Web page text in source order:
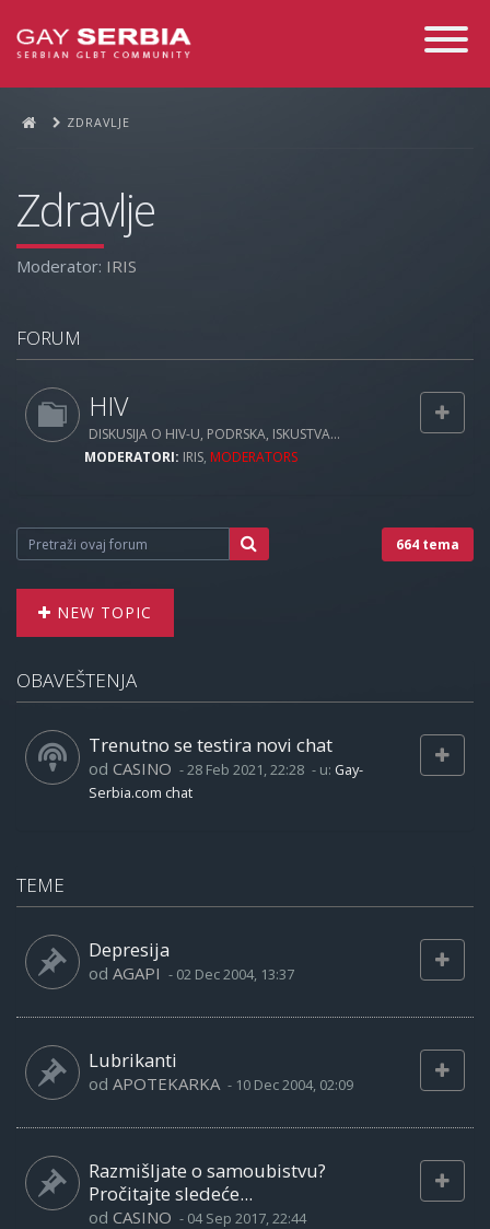
Toggle
ZDRAVLJE
Zdravlje
Moderator: IRIS
FORUM
HIV
DISKUSIJA O HIV-U, PODRSKA, ISKUSTVA...
MODERATORI: IRIS, MODERATORS
664 tema
NEW TOPIC
OBAVEŠTENJA
Trenutno se testira novi chat
od CASINO -28 Feb 2021, 22:28 - u: Gay-
Serbia.com chat
TEME
Depresija
od AGAPI - 02 Dec 2004, 13:37
Lubrikanti
od APOTEKARKA - 10 Dec 2004, 02:09
Razmišljate o samoubistvu?
Pročitajte sledeće...
od CASINO - 04 Sep 2017, 22:44